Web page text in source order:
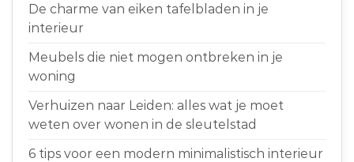
De charme van eiken tafelbladen in je
interieur
Meubels die niet mogen ontbreken in je
woning
Verhuizen naar Leiden: alles wat je moet
weten over wonen in de sleutelstad
6 tips voor een modern minimalistisch interieur